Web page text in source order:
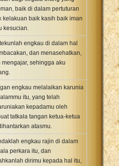
baik di dalam pertuturan
kelakuan baik kasih baik iman
kesucian.
engkau di dalam hal
dan menasehatkan,
mengajar, sehingga aku
engkau melalaikan karunia
itu, yang telah
kepadamu oleh
tatkala tangan ketua-ketua
atasmu.
engkau rajin di dalam
perkara itu, dan
dirimu kepada hal itu,